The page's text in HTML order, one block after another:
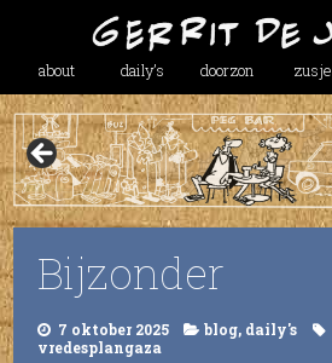
about daily’s doorzon zusje
Bijzonder
7 oktober 2025 blog, daily's
vredesplangaza